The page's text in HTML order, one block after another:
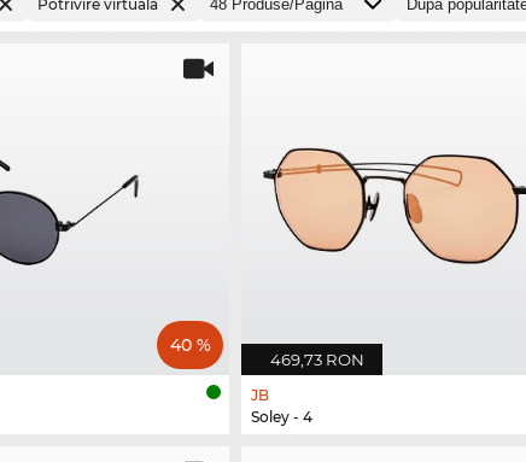
Potrivire virtuală
40 %
469,73 RON
JB
Soley - 4